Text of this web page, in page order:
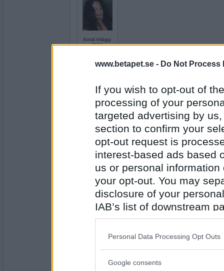
www.betapet.se - Do Not Process
If you wish to opt-out of
processing of your
targeted advertising by
section to confirm your
opt-out request is
interest-based ads based
us or personal
your opt-out. You may
disclosure of your
IAB’s list of downstream
also be disclosed by us
Downstream Participants
Please note that this
Personal Data Processing Opt Outs
Google consents
Antal inlägg:
2156
Antal inlägg:
mrsmaggart
Antal inlägg:
7928
Idag blev det potatisklyftor och
lite creme fraiche som sås.
Ladybug1
pris på nöjeskryssning till